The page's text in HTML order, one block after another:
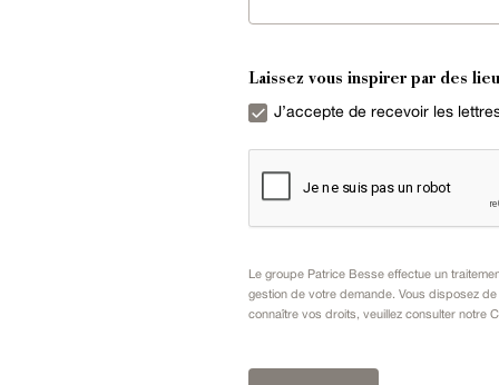
Laissez vous inspirer par des
J’accepte de recevoir les
Le groupe Patrice Besse effectue un
gestion de votre demande. Vous disposez
connaître vos droits, veuillez consulter notre